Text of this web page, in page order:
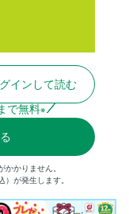
インして読む
で無料※
かりません。
が発生します。